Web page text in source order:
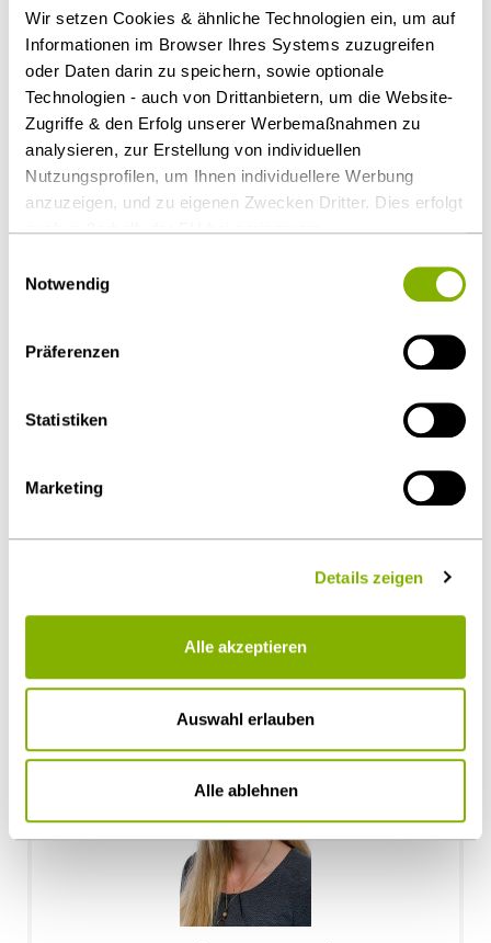
Wir setzen Cookies & ähnliche Technologien ein, um auf
Informationen im Browser Ihres Systems zuzugreifen
oder Daten darin zu speichern, sowie optionale
Technologien - auch von Drittanbietern, um die Website-
Zugriffe & den Erfolg unserer Werbemaßnahmen zu
analysieren, zur Erstellung von individuellen
Nutzungsprofilen, um Ihnen individuellere Werbung
anzuzeigen, und zu eigenen Zwecken Dritter. Dies erfolgt
auch außerhalb der EU bei geringerem
Regelungen das Risiko des staatlichen Zugriffs &
auszuschließen ist. Sie können Ihre Einwilligung jederzeit
über dieCookie-Einstellungen
widerrufen oder ändern.
Notwendig
Präferenzen
Statistiken
Marketing
Details zeigen
Alle akzeptieren
Auswahl erlauben
Alle ablehnen
Dr. Stefan Bretthauer
Hamburg
s.bretthauer@heuking.de
b.stange@heuking.de